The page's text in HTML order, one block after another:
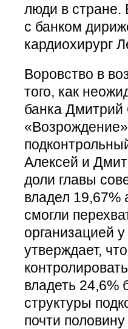
люди в стране.
с банком
кардиохирург
Воровство в
того, как
банка Дмитрий
Алексей и
доли главы
владел 19,67%
смогли
организацией
утверждает,
владеть 24,6%
структуры
почти